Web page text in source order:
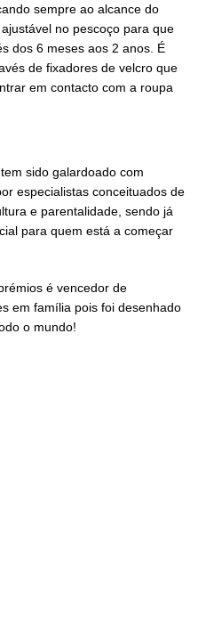
sempre ao alcance do
no pescoço para que
dos 6 meses aos 2 anos. É
de fixadores de velcro que
em contacto com a roupa
sido galardoado com
especialistas conceituados de
e parentalidade, sendo já
para quem está a começar
é vencedor de
em família pois foi desenhado
o mundo!